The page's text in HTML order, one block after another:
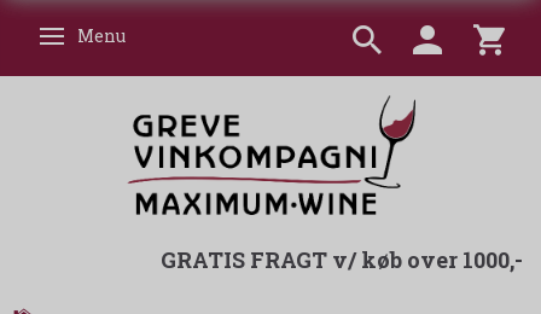
Skifte navigation
Menu
GRATIS FRAGT v/ køb over 1000,-